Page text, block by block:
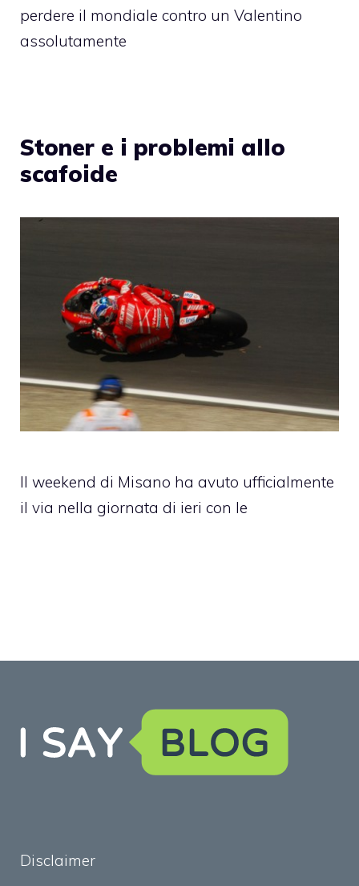
perdere il mondiale contro un Valentino
assolutamente
Stoner e i problemi allo
scafoide
Il weekend di Misano ha avuto ufficialmente
il via nella giornata di ieri con le
Disclaimer